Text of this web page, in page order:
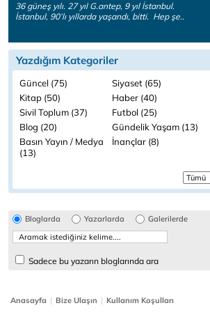
36 güneş yılı. 27 yıl G.antep, 9 yıl İstanbul.
İstanbul, 90’lı yıllarda yaşandı, bitti. Hep şe..
Yazdığım Kategoriler
Güncel (75)
Siyaset (65)
Kitap (50)
Haber (40)
Sivil Toplum (37)
Futbol (25)
Blog (20)
Gündelik Yaşam (13)
Basın Yayın / Medya
(13)
İnançlar (8)
Bloglarda Yazarlarda Galerilerde
Sadece bu yazarın bloglarında ara
Anasayfa | Bize Ulaşın | Kullanım Koşulları